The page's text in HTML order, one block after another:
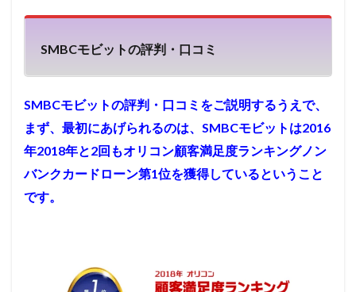
SMBCモビットの評判・口コミ
SMBCモビットの評判・口コミをご説明するうえで、
まず、最初にあげられるのは、SMBCモビットは2016
年2018年と2回もオリコン顧客満足度ランキングノン
バンクカードローン第1位を獲得しているということ
です。